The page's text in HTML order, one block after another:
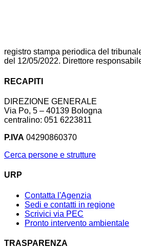
registro stampa periodica del
del 12/05/2022. Direttore
RECAPITI
DIREZIONE GENERALE
Via Po, 5 – 40139 Bologna
centralino: 051 6223811
P.IVA 04290860370
Cerca persone e strutture
URP
Contatta l'Agenzia
Sedi e contatti in regione
Scrivici via PEC
Pronto intervento ambientale
TRASPARENZA